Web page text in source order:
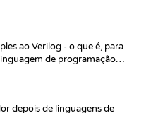
ao Verilog - o que é, para
de programação
depois de linguagens de